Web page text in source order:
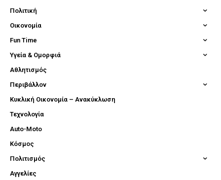
Πολιτική
Οικονομία
Fun Time
Υγεία & Ομορφιά
Αθλητισμός
Περιβάλλον
Κυκλική Οικονομία – Ανακύκλωση
Τεχνολογία
Auto-Moto
Κόσμος
Πολιτισμός
Αγγελίες